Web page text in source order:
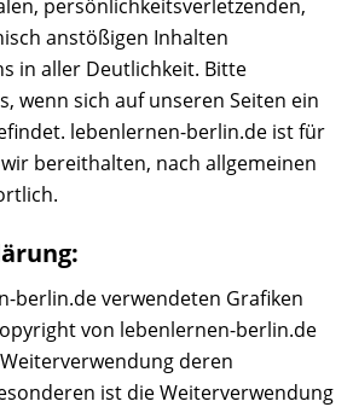
persönlichkeitsverletzenden,
anstößigen Inhalten
in aller Deutlichkeit. Bitte
wenn sich auf unseren Seiten ein
lebenlernen-berlin.de ist für
bereithalten, nach allgemeinen
berlin.de verwendeten Grafiken
von lebenlernen-berlin.de
deren
ist die Weiterverwendung